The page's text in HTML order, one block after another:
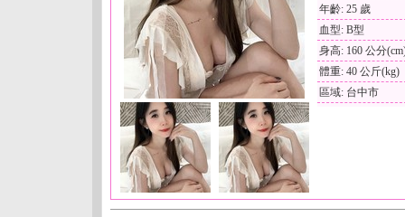
年齡: 25 歲
血型: B型
身高: 160 公分
體重: 40 公斤(kg)
區域: 台中市